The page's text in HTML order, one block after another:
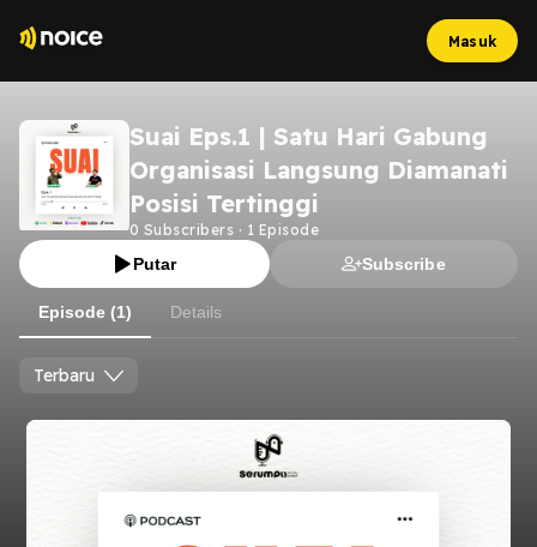
Masuk
Suai Eps.1 | Satu Hari Gabung
Organisasi Langsung Diamanati
Posisi Tertinggi
0 Subscribers · 1 Episode
Putar Subscribe
Episode (1) Details
Terbaru